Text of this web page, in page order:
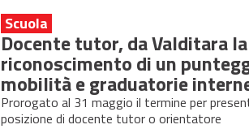
Scuola
Docente tutor, da Valditara
riconoscimento di un
mobilità e graduatorie
Prorogato al 31 maggio il termine per
posizione di docente tutor o orientatore